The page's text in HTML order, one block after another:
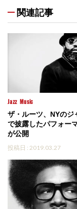
関連記事
Jazz Music
ザ・ルーツ、NYのジ
で披露したパフォー
が公開
投稿日 : 2019.03.27